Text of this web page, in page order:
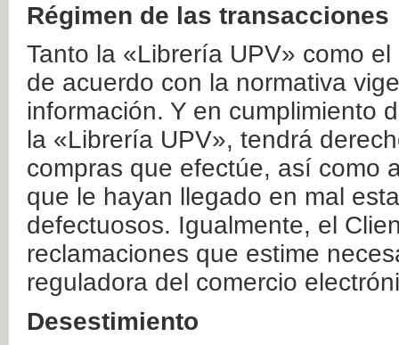
Régimen de las transacciones
Tanto la «Librería UPV» como
de acuerdo con la normativa
información. Y en cumplimiento
la «Librería UPV», tendrá
compras que efectúe, así como
que le hayan llegado en mal
defectuosos. Igualmente, el
reclamaciones que estime
reguladora del comercio
Desestimiento